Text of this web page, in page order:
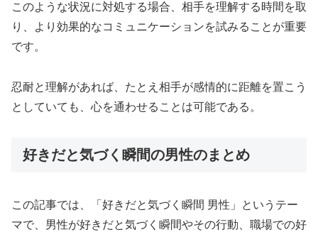
このような状況に対処する場合、相手を理解する時間を取
り、より効果的なコミュニケーションを試みることが重要
です。
忍耐と理解があれば、たとえ相手が感情的に距離を置こう
としていても、心を通わせることは可能である。
好きだと気づく瞬間の男性のまとめ
この記事では、「好きだと気づく瞬間 男性」というテー
マで、男性が好きだと気づく瞬間やその行動、職場での好